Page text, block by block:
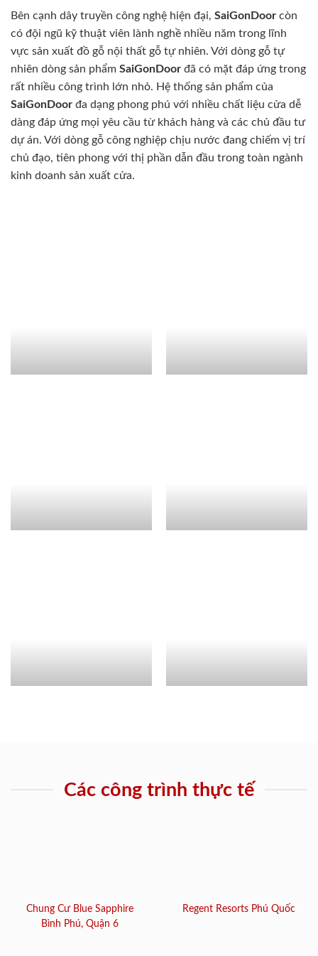
Bên cạnh dây truyền công nghệ hiện đại, SaiGonDoor còn
có đội ngũ kỹ thuật viên lành nghề nhiều năm trong lĩnh
vực sản xuất đồ gỗ nội thất gỗ tự nhiên. Với dòng gỗ tự
nhiên dòng sản phẩm SaiGonDoor đã có mặt đáp ứng trong
rất nhiều công trình lớn nhỏ. Hệ thống sản phẩm của
SaiGonDoor đa dạng phong phú với nhiều chất liệu cửa dễ
dàng đáp ứng mọi yêu cầu từ khách hàng và các chủ đầu tư
dự án. Với dòng gỗ công nghiệp chịu nước đang chiếm vị trí
chủ đạo, tiên phong với thị phần dẫn đầu trong toàn ngành
kinh doanh sản xuất cửa.
Các công trình thực tế
Chung Cư Blue Sapphire
Bình Phú, Quận 6
Regent Resorts Phú Quốc